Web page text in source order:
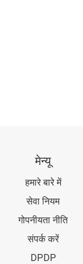
मेन्यू
हमारे बारे में
सेवा नियम
गोपनीयता नीति
संपर्क करें
DPDP